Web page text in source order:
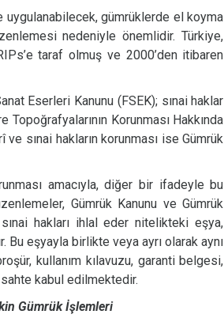
uygulanabilecek, gümrüklerde el koyma
nedeniyle önemlidir. Türkiye,
taraf olmuş ve 2000’den itibaren
Eserleri Kanunu (FSEK); sınai haklar
Korunması Hakkında
sınai hakların korunması ise Gümrük
amacıyla, diğer bir ifadeyle bu
Gümrük Kanunu ve Gümrük
hakları ihlal eder nitelikteki eşya,
Bu eşyayla birlikte veya ayrı olarak aynı
kullanım kılavuzu, garanti belgesi,
kabul edilmektedir.
Gümrük İşlemleri